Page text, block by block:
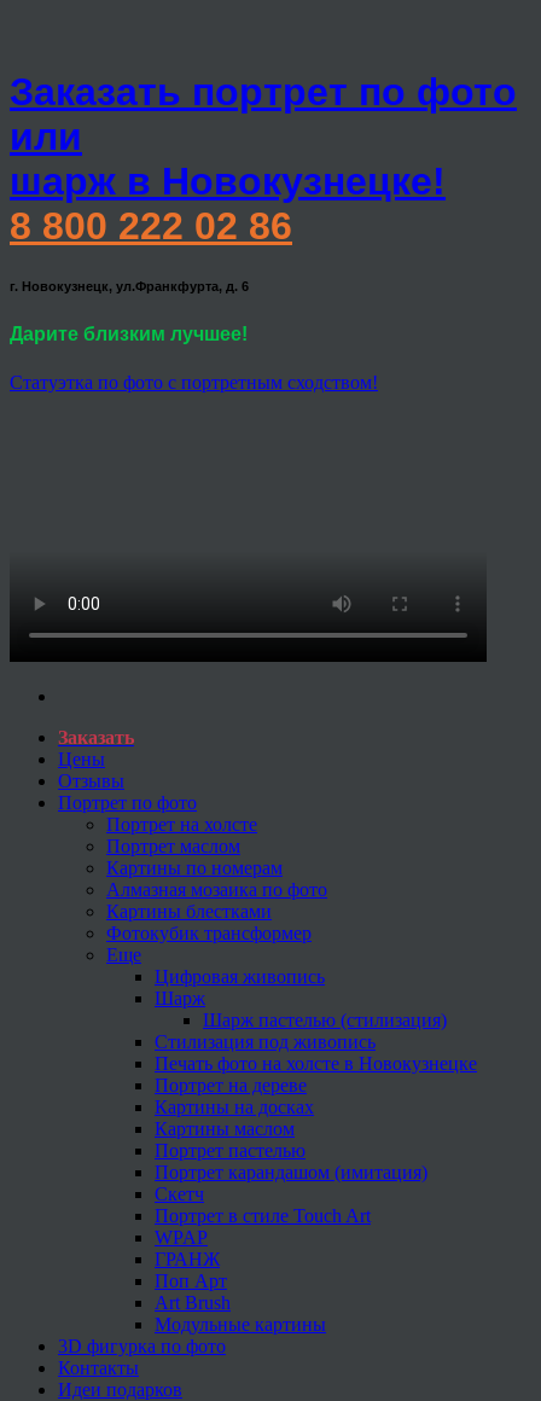
Заказать портрет по фото
или
шарж в Новокузнецке!
8 800 222 02 86
г. Новокузнецк, ул.Франкфурта, д. 6
Дарите близким лучшее!
Статуэтка по фото с портретным сходством!
Заказать
Цены
Отзывы
Портрет по фото
Портрет на холсте
Портрет маслом
Картины по номерам
Алмазная мозаика по фото
Картины блестками
Фотокубик трансформер
Еще
Цифровая живопись
Шарж
Шарж пастелью (стилизация)
Стилизация под живопись
Печать фото на холсте в Новокузнецке
Портрет на дереве
Картины на досках
Картины маслом
Портрет пастелью
Портрет карандашом (имитация)
Скетч
Портрет в стиле Touch Art
WPAP
ГРАНЖ
Поп Арт
Art Brush
Модульные картины
3D фигурка по фото
Контакты
Идеи подарков